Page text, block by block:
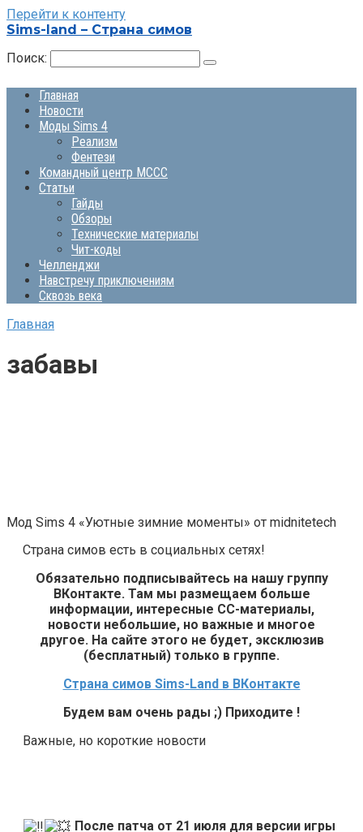
Перейти к контенту
Sims-land – Страна симов
Поиск:
Главная
Новости
Моды Sims 4
Реализм
Фентези
Командный центр MCCC
Статьи
Гайды
Обзоры
Технические материалы
Чит-коды
Челленджи
Навстречу приключениям
Сквозь века
Главная
забавы
Мод Sims 4 «Уютные зимние моменты» от midnitetech
Страна симов есть в социальных сетях!
Обязательно подписывайтесь на нашу группу
ВКонтакте. Там мы размещаем больше
информации, интересные СС-материалы,
новости небольшие, но важные и многое
другое. На сайте этого не будет, эксклюзив
(бесплатный) только в группе.
Страна симов Sims-Land в ВКонтакте
Будем вам очень рады ;) Приходите !
Важные, но короткие новости
После патча от 21 июля для версии игры